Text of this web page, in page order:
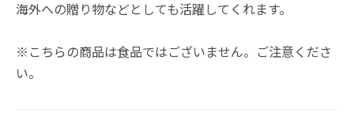
海外への贈り物などとしても活躍してくれます。
※こちらの商品は食品ではございません。ご注意くださ
い。